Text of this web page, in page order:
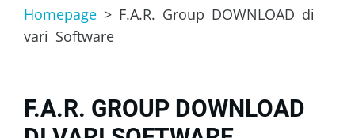
Homepage > F.A.R. Group DOWNLOAD di
vari Software
F.A.R. GROUP DOWNLOAD